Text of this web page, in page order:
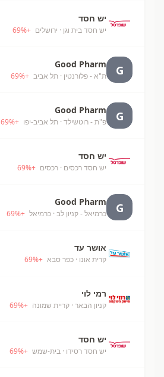
יש חסד
יש חסד בית וגן · ירושלים +
69%
G
Good Pharm
ת"א - פלורנטין · תל אביב +
69%
G
Good Pharm
פ"ת - רוטשילד · תל אביב-יפו +
69%
יש חסד
יש חסד רכסים · רכסים +
69%
G
Good Pharm
כרמיאל - קניון לב · כרמיאל +
69%
אושר עד
קרית אונו · כפר סבא +
69%
רמי לוי
קניון הבאר · קריית שמונה +
69%
יש חסד
יש חסד רסידו · בית-שמש +
69%